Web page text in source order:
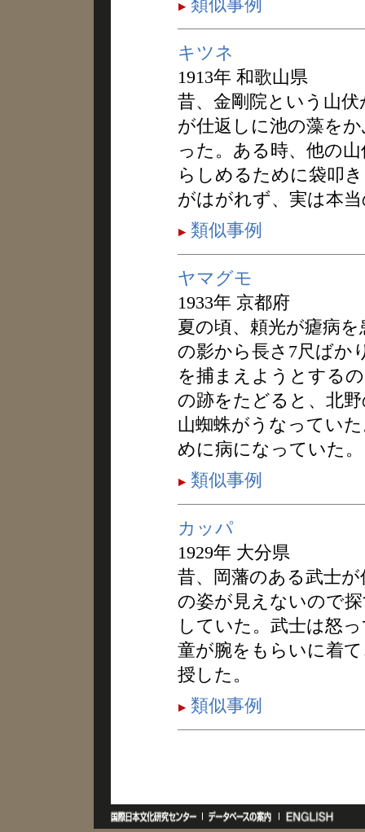
類似事例
キツネ
1913年 和歌山県
昔、金剛院という山
が仕返しに池の藻を
った。ある時、他の
らしめるために袋叩
がはがれず、実は本
類似事例
ヤマグモ
1933年 京都府
夏の頃、頼光が瘧病
の影から長さ7尺ばか
を捕まえようとする
の跡をたどると、北
山蜘蛛がうなってい
めに病になっていた。
類似事例
カッパ
1929年 大分県
昔、岡藩のある武士
の姿が見えないので
していた。武士は怒
童が腕をもらいに着
授した。
類似事例